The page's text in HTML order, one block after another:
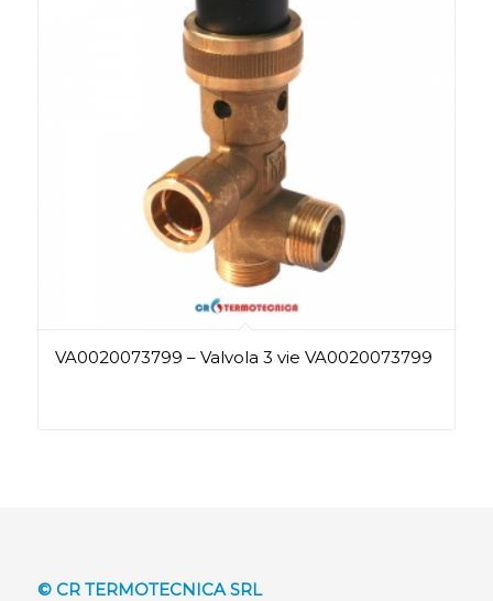
VA0020073799 – Valvola 3 vie VA0020073799
© CR TERMOTECNICA SRL